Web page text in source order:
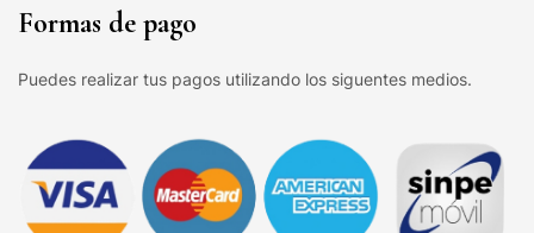
Formas de pago
Puedes realizar tus pagos utilizando los siguentes medios.